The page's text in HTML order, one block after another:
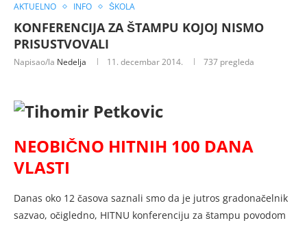
AKTUELNO INFO ŠKOLA
KONFERENCIJA ZA ŠTAMPU KOJOJ NISMO
PRISUSTVOVALI
Napisao/la Nedelja 11. decembar 2014. 737 pregleda
NEOBIČNO HITNIH 100 DANA
VLASTI
Danas oko 12 časova saznali smo da je jutros gradonačelnik
sazvao, očigledno, HITNU konferenciju za štampu povodom